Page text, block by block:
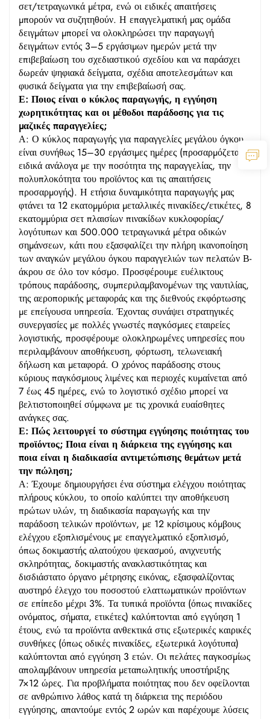
σετ/τετραγωνικά μέτρα, ενώ οι ειδικές απαιτήσεις
μπορούν να συζητηθούν. Η επαγγελματική μας ομάδα
δειγμάτων μπορεί να ολοκληρώσει την παραγωγή
δειγμάτων εντός 3–5 εργάσιμων ημερών μετά την
επιβεβαίωση του σχεδιαστικού σχεδίου και να παράσχει
δωρεάν ψηφιακά δείγματα, σχέδια αποτελεσμάτων και
φυσικά δείγματα για την επιβεβαίωσή σας.
Ε: Ποιος είναι ο κύκλος παραγωγής, η εγγύηση
χωρητικότητας και οι μέθοδοι παράδοσης για τις
μαζικές παραγγελίες;
Α: Ο κύκλος παραγωγής για παραγγελίες μεγάλου όγκου
είναι συνήθως 15–30 εργάσιμες ημέρες (προσαρμόζεται
ειδικά ανάλογα με την ποσότητα της παραγγελίας, την
πολυπλοκότητα του προϊόντος και τις απαιτήσεις
προσαρμογής). Η ετήσια δυναμικότητα παραγωγής μας
φτάνει τα 12 εκατομμύρια μεταλλικές πινακίδες/ετικέτες, 8
εκατομμύρια σετ πλαισίων πινακίδων κυκλοφορίας/
λογότυπων και 500.000 τετραγωνικά μέτρα οδικών
σημάνσεων, κάτι που εξασφαλίζει την πλήρη ικανοποίηση
των αναγκών μεγάλου όγκου παραγγελιών των πελατών Β-
άκρου σε όλο τον κόσμο. Προσφέρουμε ευέλικτους
τρόπους παράδοσης, συμπεριλαμβανομένων της ναυτιλίας,
της αεροπορικής μεταφοράς και της διεθνούς εκφόρτωσης
με επείγουσα υπηρεσία. Έχοντας συνάψει στρατηγικές
συνεργασίες με πολλές γνωστές παγκόσμιες εταιρείες
λογιστικής, προσφέρουμε ολοκληρωμένες υπηρεσίες που
περιλαμβάνουν αποθήκευση, φόρτωση, τελωνειακή
δήλωση και μεταφορά. Ο χρόνος παράδοσης στους
κύριους παγκόσμιους λιμένες και περιοχές κυμαίνεται από
7 έως 45 ημέρες, ενώ το λογιστικό σχέδιο μπορεί να
βελτιστοποιηθεί σύμφωνα με τις χρονικά ευαίσθητες
ανάγκες σας.
Ε: Πώς λειτουργεί το σύστημα εγγύησης ποιότητας του
προϊόντος; Ποια είναι η διάρκεια της εγγύησης και
ποια είναι η διαδικασία αντιμετώπισης θεμάτων μετά
την πώληση;
Α: Έχουμε δημιουργήσει ένα σύστημα ελέγχου ποιότητας
πλήρους κύκλου, το οποίο καλύπτει την αποθήκευση
πρώτων υλών, τη διαδικασία παραγωγής και την
παράδοση τελικών προϊόντων, με 12 κρίσιμους κόμβους
ελέγχου εξοπλισμένους με επαγγελματικό εξοπλισμό,
όπως δοκιμαστής αλατούχου ψεκασμού, ανιχνευτής
σκληρότητας, δοκιμαστής ανακλαστικότητας και
δισδιάστατο όργανο μέτρησης εικόνας, εξασφαλίζοντας
αυστηρό έλεγχο του ποσοστού ελαττωματικών προϊόντων
σε επίπεδο μέχρι 3%. Τα τυπικά προϊόντα (όπως πινακίδες
ονόματος, σήματα, ετικέτες) καλύπτονται από εγγύηση 1
έτους, ενώ τα προϊόντα ανθεκτικά στις εξωτερικές καιρικές
συνθήκες (όπως οδικές πινακίδες, εξωτερικά λογότυπα)
καλύπτονται από εγγύηση 3 ετών. Οι πελάτες παγκοσμίως
απολαμβάνουν υπηρεσία μεταπωλητικής υποστήριξης
7×12 ώρες. Για προβλήματα ποιότητας που δεν οφείλονται
σε ανθρώπινο λάθος κατά τη διάρκεια της περιόδου
εγγύησης, απαντούμε εντός 2 ωρών και παρέχουμε λύσεις